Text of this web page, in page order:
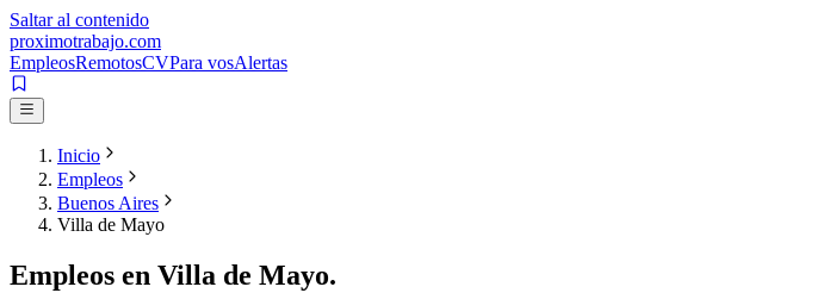
Saltar al contenido
proximotrabajo.com
EmpleosRemotosCVPara vosAlertas
Inicio
Empleos
Buenos Aires
Villa de Mayo
Empleos en Villa de Mayo.